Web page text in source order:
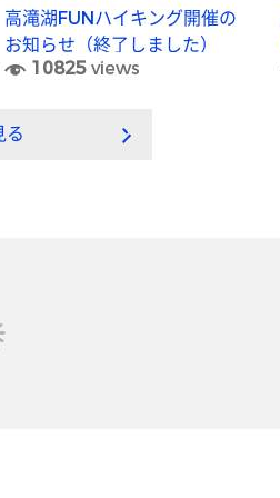
高滝湖FUNハイキング開催の
お知らせ（終了しました）
10825views
る